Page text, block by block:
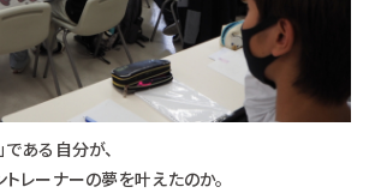
ある自分が、
トレーナーの夢を叶えたのか。